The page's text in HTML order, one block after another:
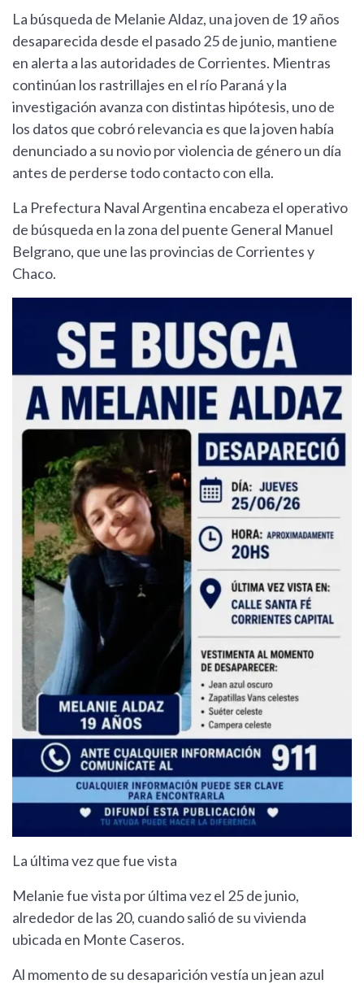
La búsqueda de Melanie Aldaz, una joven de 19 años
desaparecida desde el pasado 25 de junio, mantiene
en alerta a las autoridades de Corrientes. Mientras
continúan los rastrillajes en el río Paraná y la
investigación avanza con distintas hipótesis, uno de
los datos que cobró relevancia es que la joven había
denunciado a su novio por violencia de género un día
antes de perderse todo contacto con ella.
La Prefectura Naval Argentina encabeza el operativo
de búsqueda en la zona del puente General Manuel
Belgrano, que une las provincias de Corrientes y
Chaco.
La última vez que fue vista
Melanie fue vista por última vez el 25 de junio,
alrededor de las 20, cuando salió de su vivienda
ubicada en Monte Caseros.
Al momento de su desaparición vestía un jean azul